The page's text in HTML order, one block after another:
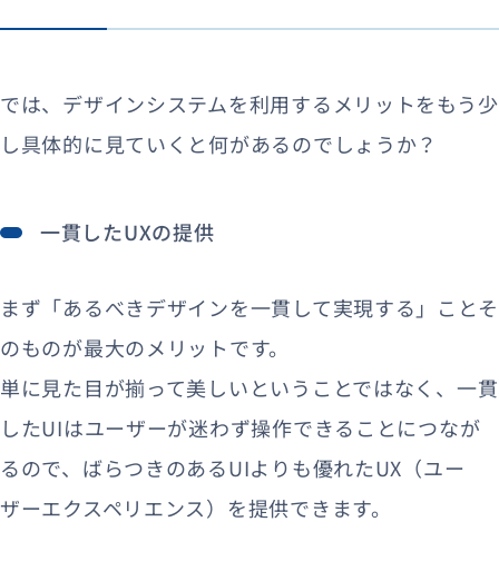
では、デザインシステムを利用するメリットをもう少
し具体的に見ていくと何があるのでしょうか？
一貫したUXの提供
まず「あるべきデザインを一貫して実現する」ことそ
のものが最大のメリットです。
単に見た目が揃って美しいということではなく、一貫
したUIはユーザーが迷わず操作できることにつなが
るので、ばらつきのあるUIよりも優れたUX（ユー
ザーエクスペリエンス）を提供できます。